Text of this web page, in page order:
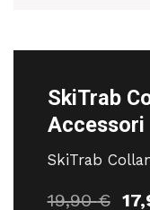
SkiTrab
SkiTrab
19,90€ Il